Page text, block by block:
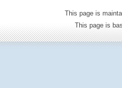
This page is
This page is